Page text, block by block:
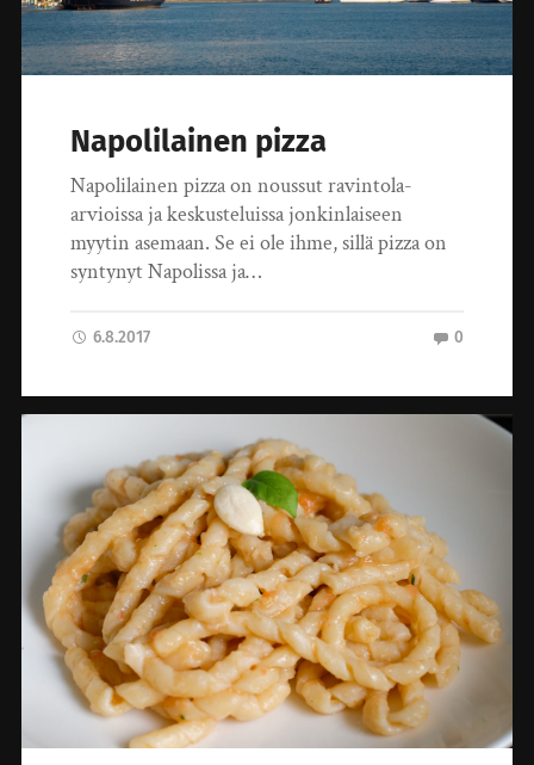
Napolilainen pizza
Napolilainen pizza on noussut ravintola-
arvioissa ja keskusteluissa jonkinlaiseen
myytin asemaan. Se ei ole ihme, sillä pizza on
syntynyt Napolissa ja…
6.8.2017 0